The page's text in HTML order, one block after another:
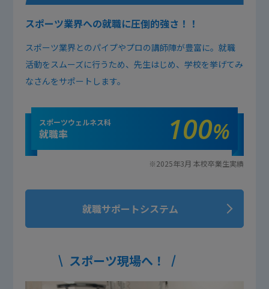
スポーツ業界への就職に圧倒的強さ！！
スポーツ業界とのパイプやプロの講師陣が豊富に。就職
活動をスムーズに行うため、先生はじめ、学校を挙げてみ
なさんをサポートします。
スポーツウェルネス科
就職率 100%
※2025年3月 本校卒業生実績
就職サポートシステム
スポーツ現場へ！